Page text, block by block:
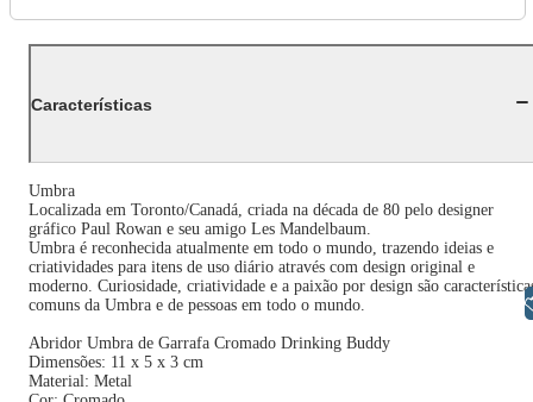
Características
Umbra
Localizada em Toronto/Canadá, criada na década de 80 pelo designer
gráfico Paul Rowan e seu amigo Les Mandelbaum.
Umbra é reconhecida atualmente em todo o mundo, trazendo ideias e
criatividades para itens de uso diário através com design original e
moderno. Curiosidade, criatividade e a paixão por design são
comuns da Umbra e de pessoas em todo o mundo.
Abridor Umbra de Garrafa Cromado Drinking Buddy
Dimensões: 11 x 5 x 3 cm
Material: Metal